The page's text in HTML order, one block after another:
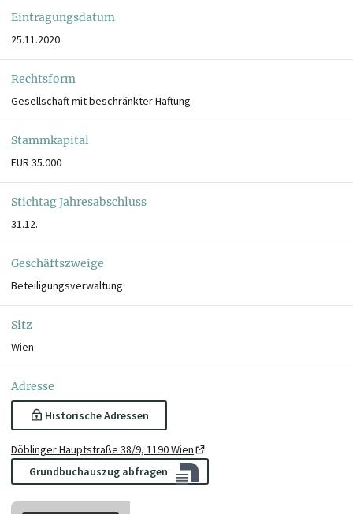
Eintragungsdatum
25.11.2020
Rechtsform
Gesellschaft mit beschränkter Haftung
Stammkapital
EUR 35.000
Stichtag Jahresabschluss
31.12.
Geschäftszweige
Beteiligungsverwaltung
Sitz
Wien
Adresse
Historische Adressen
Döblinger Hauptstraße 38/9, 1190 Wien
Grundbuchauszug abfragen